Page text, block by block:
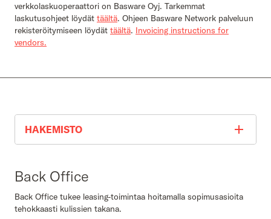
verkkolaskuoperaattori on Basware Oyj. Tarkemmat
laskutusohjeet löydät täältä. Ohjeen Basware Network palveluun
rekisteröitymiseen löydät täältä. Invoicing instructions for
vendors.
HAKEMISTO
Back Office
Back Office tukee leasing-toimintaa hoitamalla sopimusasioita
tehokkaasti kulissien takana.